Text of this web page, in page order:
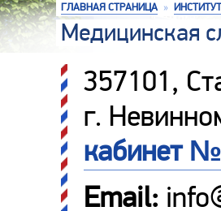
ГЛАВНАЯ СТРАНИЦА » ИНСТИТУТ
Медицинская
357101,
г.
кабинет
Email: